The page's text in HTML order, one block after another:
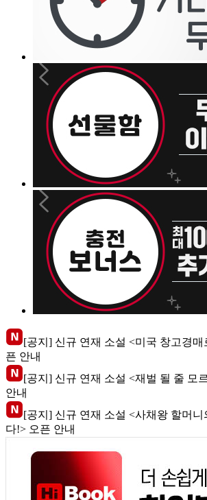
[공지] 신규 연재 소설 <미국 창고경매
픈 안내
[공지] 신규 연재 소설 <재벌 될 줄 모
안내
[공지] 신규 연재 소설 <사채왕 할머니
다!> 오픈 안내